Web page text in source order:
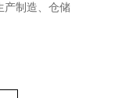
产制造、仓储